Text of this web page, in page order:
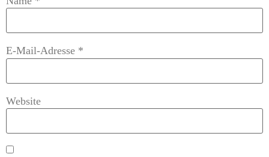
E-Mail-Adresse *
Website